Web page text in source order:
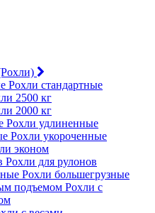
Рохли стандартные
2500 кг
2000 кг
Рохли удлиненные
Рохли укороченные
эконом
Рохли для рулонов
Рохли большегрузные
Рохли с